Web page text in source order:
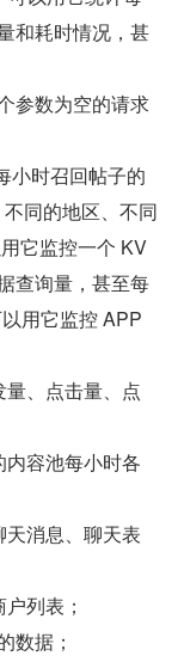
和耗时情况，甚
参数为空的请求
小时召回帖子的
同的地区、不同
它监控一个 KV
查询量，甚至每
用它监控 APP
、点击量、点
容池每小时各
消息、聊天表
列表；
数据；